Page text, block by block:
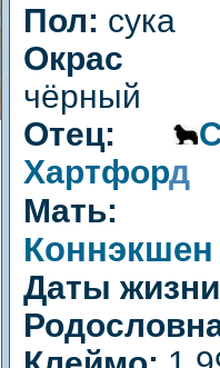
Пол: сука
Окрас
чёрный
Отец:
Хартфорд
Коннэкшен
Даты